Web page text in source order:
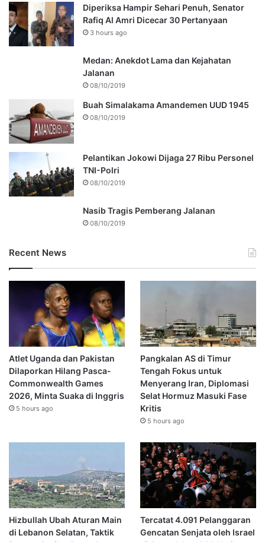
Diperiksa Hampir Sehari Penuh, Senator
Rafiq Al Amri Dicecar 30 Pertanyaan
3 hours ago
Medan: Anekdot Lama dan Kejahatan
Jalanan
08/10/2019
Buah Simalakama Amandemen UUD 1945
08/10/2019
Pelantikan Jokowi Dijaga 27 Ribu Personel
TNI-Polri
08/10/2019
Nasib Tragis Pemberang Jalanan
08/10/2019
Recent News
Atlet Uganda dan Pakistan
Dilaporkan Hilang Pasca-
Commonwealth Games
2026, Minta Suaka di Inggris
5 hours ago
Pangkalan AS di Timur
Tengah Fokus untuk
Menyerang Iran, Diplomasi
Selat Hormuz Masuki Fase
Kritis
5 hours ago
Hizbullah Ubah Aturan Main
di Lebanon Selatan, Taktik
Tercatat 4.091 Pelanggaran
Gencatan Senjata oleh Israel